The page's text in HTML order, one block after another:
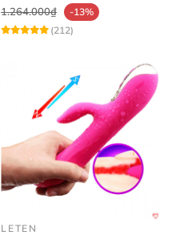
1.264.000₫
-13%
(212)
LETEN